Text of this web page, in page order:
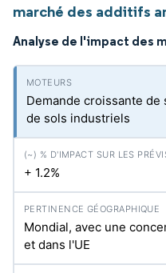
marché des additifs
Analyse de l'impact des
Demande croissante
de sols industriels
+ 1.2%
Mondial, avec une
et dans l'UE